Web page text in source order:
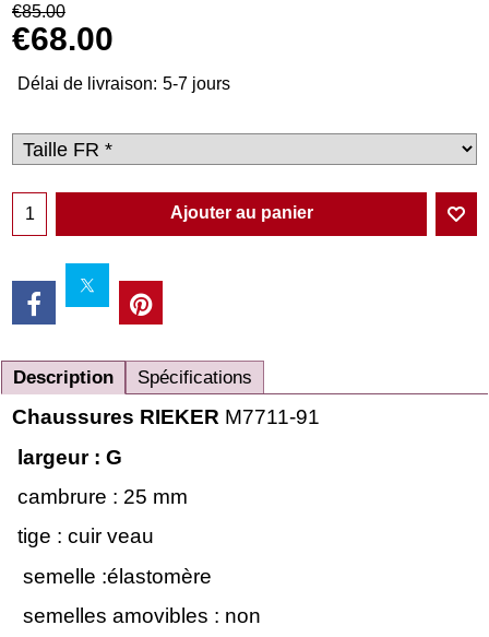
€85.00
€68.00
Délai de livraison: 5-7 jours
Ajouter au panier
Description Spécifications
Chaussures RIEKER M7711-91
largeur : G
cambrure : 25 mm
tige : cuir veau
semelle :élastomère
semelles amovibles : non